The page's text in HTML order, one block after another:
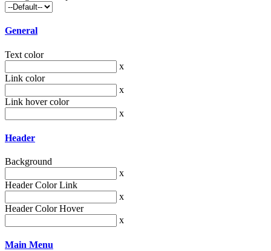
General
Text color
x
Link color
x
Link hover color
x
Header
Background
x
Header Color Link
x
Header Color Hover
x
Main Menu